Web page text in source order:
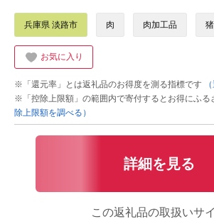
兵庫県 淡路市 肉 肉加工品
お気に入り
※「還元率」とは返礼品のお得度を測る指標です
※「控除上限額」の範囲内で寄付するとお得にふる
除上限額を調べる）
詳細を見る
この返礼品の取扱いサ